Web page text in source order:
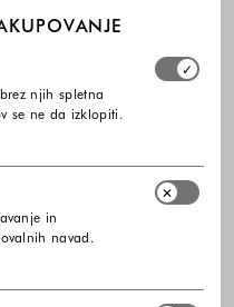
dovolite. Obvezni
njih spletna
se ne da izklopiti.
in
navad.